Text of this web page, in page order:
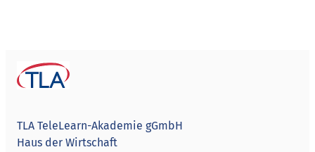
TLA TeleLearn-Akademie gGmbH
Haus der Wirtschaft